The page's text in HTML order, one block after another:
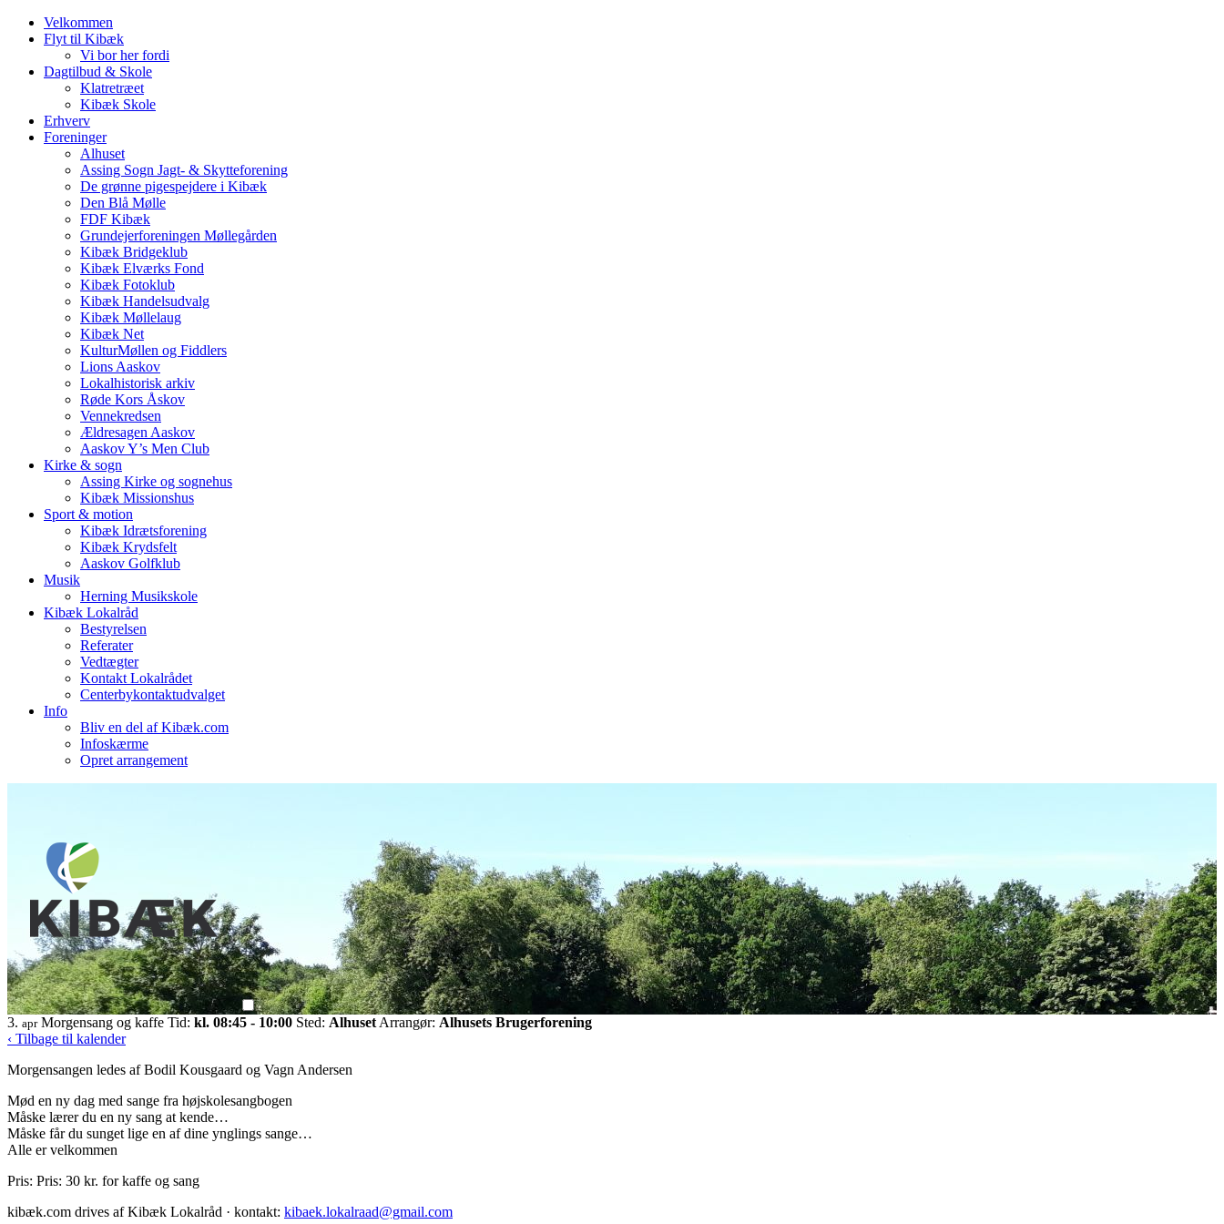
Velkommen
Flyt til Kibæk
Vi bor her fordi
Dagtilbud & Skole
Klatretræet
Kibæk Skole
Erhverv
Foreninger
Alhuset
Assing Sogn Jagt- & Skytteforening
De grønne pigespejdere i Kibæk
Den Blå Mølle
FDF Kibæk
Grundejerforeningen Møllegården
Kibæk Bridgeklub
Kibæk Elværks Fond
Kibæk Fotoklub
Kibæk Handelsudvalg
Kibæk Møllelaug
Kibæk Net
KulturMøllen og Fiddlers
Lions Aaskov
Lokalhistorisk arkiv
Røde Kors Åskov
Vennekredsen
Ældresagen Aaskov
Aaskov Y’s Men Club
Kirke & sogn
Assing Kirke og sognehus
Kibæk Missionshus
Sport & motion
Kibæk Idrætsforening
Kibæk Krydsfelt
Aaskov Golfklub
Musik
Herning Musikskole
Kibæk Lokalråd
Bestyrelsen
Referater
Vedtægter
Kontakt Lokalrådet
Centerbykontaktudvalget
Info
Bliv en del af Kibæk.com
Infoskærme
Opret arrangement
3. apr Morgensang og kaffe Tid: kl. 08:45 - 10:00 Sted: Alhuset Arrangør: Alhusets Brugerforening
‹ Tilbage til kalender
Morgensangen ledes af Bodil Kousgaard og Vagn Andersen
Mød en ny dag med sange fra højskolesangbogen
Måske lærer du en ny sang at kende…
Måske får du sunget lige en af dine ynglings sange…
Alle er velkommen
Pris: Pris: 30 kr. for kaffe og sang
kibæk.com drives af Kibæk Lokalråd · kontakt: kibaek.lokalraad@gmail.com